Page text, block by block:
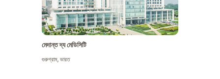
মেদান্ত দ্য মেডিসিটি
গুরুগ্রাম,ভারত